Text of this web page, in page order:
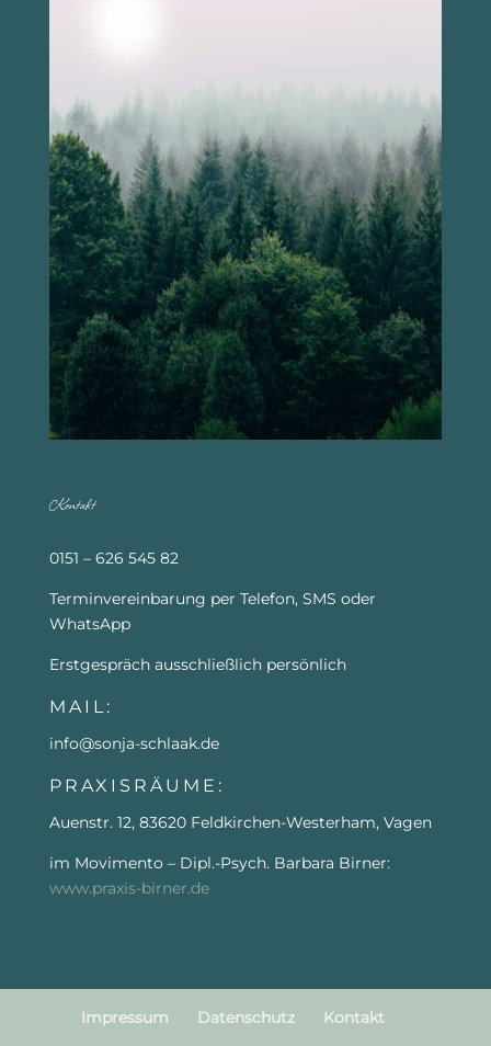
Kontakt
0151 – 626 545 82
Terminvereinbarung per Telefon, SMS oder
WhatsApp
Erstgespräch ausschließlich persönlich
MAIL:
info@sonja-schlaak.de
PRAXISRÄUME:
Auenstr. 12, 83620 Feldkirchen-Westerham, Vagen
im Movimento – Dipl.-Psych. Barbara Birner:
www.praxis-birner.de
Impressum Datenschutz Kontakt